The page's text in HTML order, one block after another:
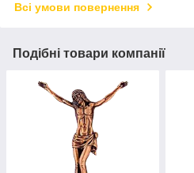
Всі умови повернення
Подібні товари компанії